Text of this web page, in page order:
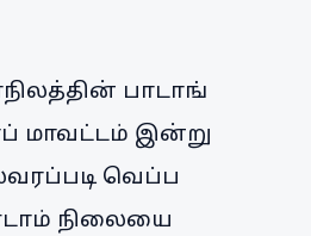
பாடாங்
மாவட்டம் இன்று
வெப்ப
நிலையை